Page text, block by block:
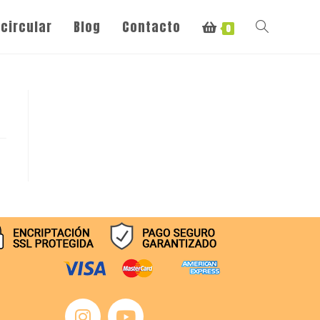
circular Blog Contacto 0